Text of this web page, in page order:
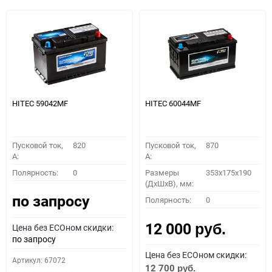
HITEC 59042MF
Пусковой ток,
A:
820
Полярность: 0
по запросу
Цена без ECOном скидки:
по запросу
Артикул: 67072
HITEC 60044MF
Пусковой ток,
A:
870
Размеры
(ДхШхВ), мм:
353x175x190
Полярность: 0
12 000 руб.
Цена без ECOном скидки:
12 700 руб.